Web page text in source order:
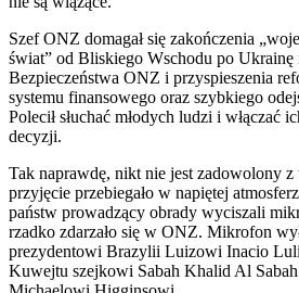
Szef ONZ domagał się zakończenia
świat” od Bliskiego Wschodu po
Bezpieczeństwa ONZ i przyspieszenia
systemu finansowego oraz szybkiego
Polecił słuchać młodych ludzi i włączać
decyzji.
Tak naprawdę, nikt nie jest zadowolony z
przyjęcie przebiegało w napiętej
państw prowadzący obrady wyciszali
rzadko zdarzało się w ONZ. Mikrofon
prezydentowi Brazylii Luizowi Inacio
Kuwejtu szejkowi Sabah Khalid Al